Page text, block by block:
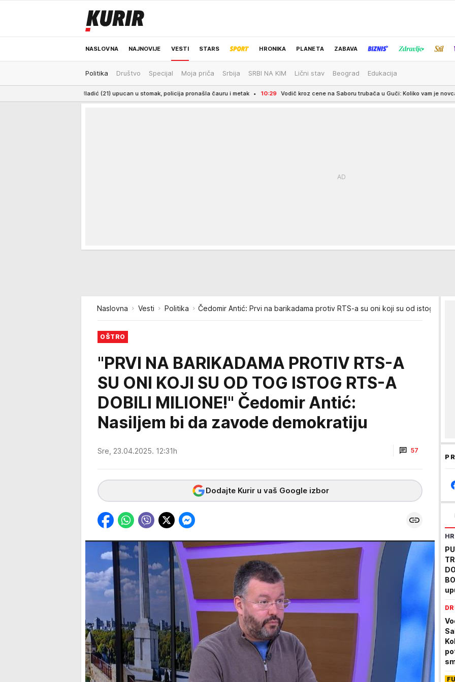
NASLOVNA NAJNOVIJE VESTI STARS HRONIKA PLANETA ZABAVA
ODRŽIVA BUDUĆNOST REGION NEWS IZBOR UREDNIKA
Politika Društvo Specijal Moja priča Srbija SRBI NA KIM Lični stav Beograd Edukacija
BOLNICU! Mladić (21) upucan u stomak, policija pronašla čauru i metak 10:29 Vodič kroz cene na Saboru trubača u Guči: Koliko vam je novca potrebno za
Naslovna Vesti Politika Čedomir Antić: Prvi na barikadama protiv RTS-a su oni koji su od istog tog
OŠTRO
"PRVI NA BARIKADAMA PROTIV RTS-A
SU ONI KOJI SU OD TOG ISTOG RTS-A
DOBILI MILIONE!" Čedomir Antić:
Nasiljem bi da zavode demokratiju
Sre, 23.04.2025. 12:31h 57
Dodajte Kurir u vaš Google izbor